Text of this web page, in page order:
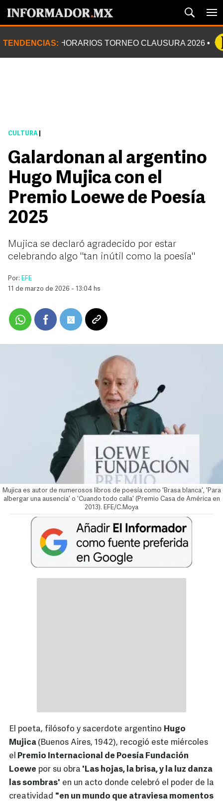
TENDENCIAS: HORARIOS TORNEO CLAUSURA 2026
CULTURA
Galardonan al argentino
Hugo Mujica con el
Premio Loewe de Poesía
2025
Mujica se declaró agradecido por estar
celebrando algo "tan inútil como la poesía"
Por: EFE
11 de marzo de 2026 - 13:04 hs
Mujica es autor de numerosos libros de poesía como 'Brasa blanca', 'Para
albergar una ausencia' o 'Cuando todo calla' (Premio Casa de América en
2013). EFE/C.Moya
El poeta, filósofo y sacerdote argentino Hugo
Mujica (Buenos Aires, 1942), recogió este miércoles
el Premio Internacional de Poesía Fundación
Loewe por su obra 'Las hojas, la brisa, y la luz danza
las sombras' en un acto donde celebró el poder de la
creatividad "en un mundo que atraviesa momentos